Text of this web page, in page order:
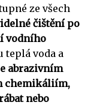
ze všech
čištění po
vodního
teplá voda a
abrazivním
chemikáliím,
nebo